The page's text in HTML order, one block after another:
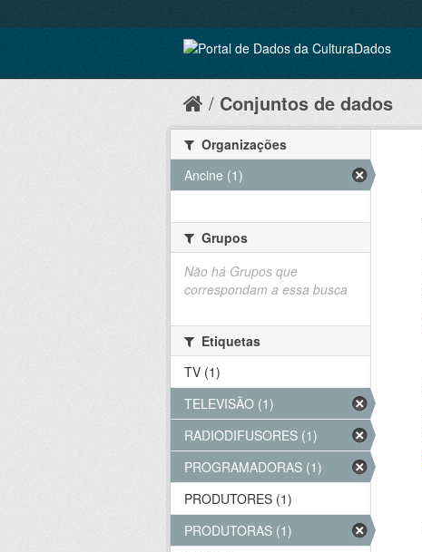
Conjuntos de dados
Organizações
Ancine (1)
Grupos
Não há Grupos que
correspondam a essa busca
Etiquetas
TV (1)
TELEVISÃO (1)
RADIODIFUSORES (1)
PROGRAMADORAS (1)
PRODUTORES (1)
PRODUTORAS (1)